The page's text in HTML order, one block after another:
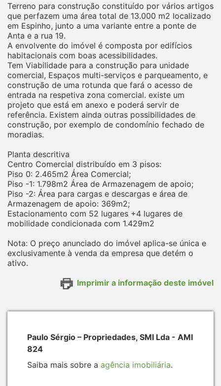
Terreno para construção constituído por vários artigos
que perfazem uma área total de 13.000 m2 localizado
em Espinho, junto a uma variante entre a ponte de
Anta e a rua 19.
A envolvente do imóvel é composta por edifícios
habitacionais com boas acessibilidades.
Tem Viabilidade para a construção para unidade
comercial, Espaços multi-serviços e parqueamento, e
construção de uma rotunda que fará o acesso de
entrada na respetiva zona comercial. existe um
projeto que está em anexo e poderá servir de
referência. Existem ainda outras possibilidades de
construção, por exemplo de condomínio fechado de
moradias.
Planta descritiva
Centro Comercial distribuído em 3 pisos:
Piso 0: 2.465m2 Área Comercial;
Piso -1: 1.798m2 Área de Armazenagem de apoio;
Piso -2: Área para cargas e descargas e área de
Armazenagem de apoio: 369m2;
Estacionamento com 52 lugares +4 lugares de
mobilidade condicionada com 1.429m2
Nota: O preço anunciado do imóvel aplica-se única e
exclusivamente à venda da empresa que detém o
ativo.
Imprimir a informação deste imóvel
Paulo Sérgio – Propriedades, SMI Lda - AMI
824
Saiba mais sobre a agência imobiliária.